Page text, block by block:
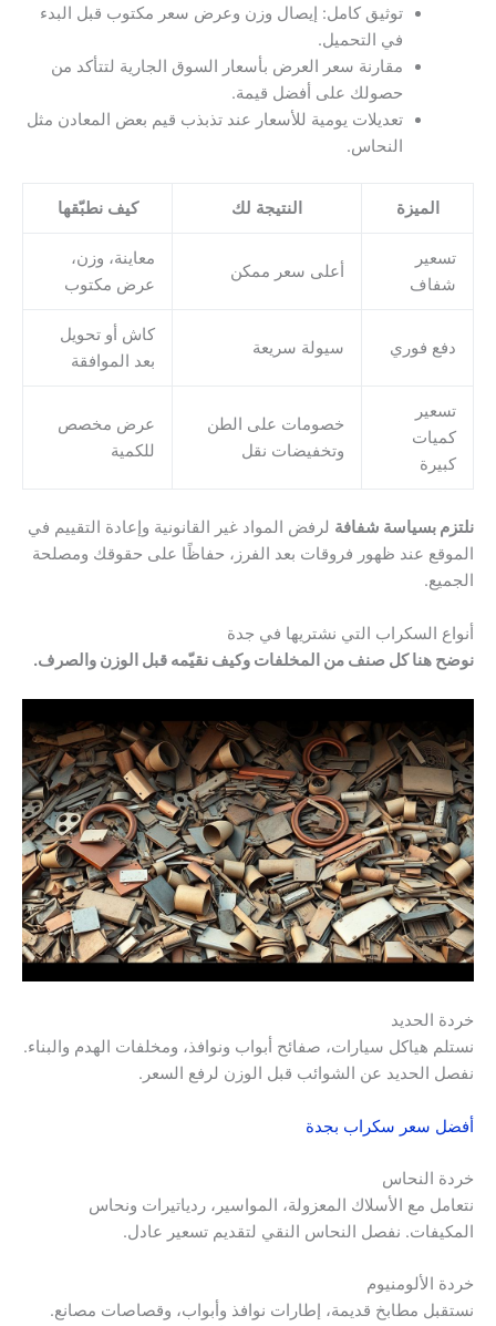
توثيق كامل: إيصال وزن وعرض سعر مكتوب قبل البدء
في التحميل.
مقارنة سعر العرض بأسعار السوق الجارية لتتأكد من
حصولك على أفضل قيمة.
تعديلات يومية للأسعار عند تذبذب قيم بعض المعادن مثل
النحاس.
الميزة النتيجة لك كيف نطبّقها
تسعير
شفاف
أعلى سعر ممكن
معاينة، وزن،
عرض مكتوب
دفع فوري سيولة سريعة
كاش أو تحويل
بعد الموافقة
تسعير
كميات
كبيرة
خصومات على الطن
وتخفيضات نقل
عرض مخصص
للكمية
نلتزم بسياسة شفافة لرفض المواد غير القانونية وإعادة التقييم في
الموقع عند ظهور فروقات بعد الفرز، حفاظًا على حقوقك ومصلحة
الجميع.
أنواع السكراب التي نشتريها في جدة
نوضح هنا كل صنف من المخلفات وكيف نقيّمه قبل الوزن والصرف.
خردة الحديد
نستلم هياكل سيارات، صفائح أبواب ونوافذ، ومخلفات الهدم والبناء.
نفصل الحديد عن الشوائب قبل الوزن لرفع السعر.
أفضل سعر سكراب بجدة
خردة النحاس
نتعامل مع الأسلاك المعزولة، المواسير، ردياتيرات ونحاس
المكيفات. نفصل النحاس النقي لتقديم تسعير عادل.
خردة الألومنيوم
نستقبل مطابخ قديمة، إطارات نوافذ وأبواب، وقصاصات مصانع.